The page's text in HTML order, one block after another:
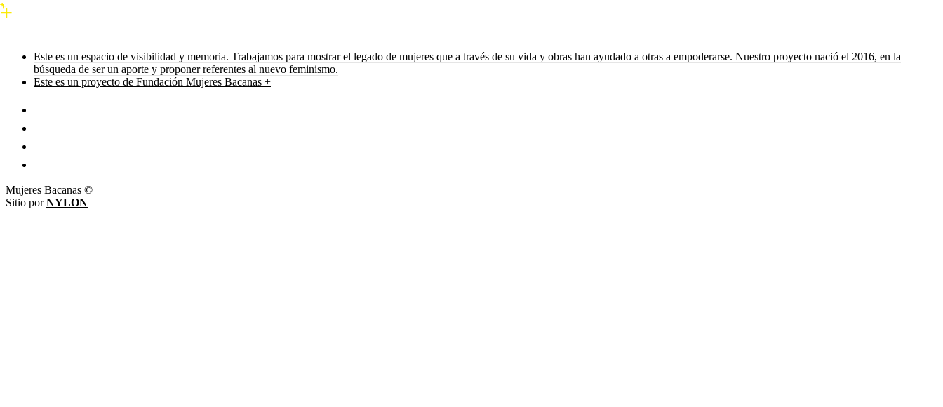
Este es un espacio de visibilidad y memoria. Trabajamos para mostrar el legado de mujeres que a través de su vida y obras han ayudado a otras a empoderarse. Nuestro proyecto nació el 2016, en la
búsqueda de ser un aporte y proponer referentes al nuevo feminismo.
Este es un proyecto de Fundación Mujeres Bacanas +
Mujeres Bacanas ©
Sitio porNYLON